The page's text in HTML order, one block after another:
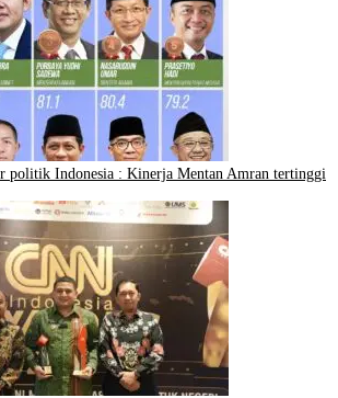
politik Indonesia : Kinerja Mentan Amran tertinggi